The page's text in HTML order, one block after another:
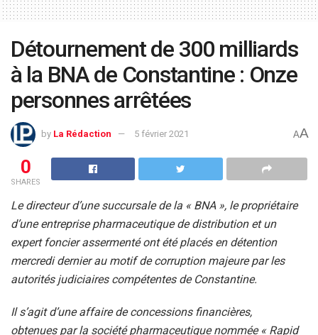
Détournement de 300 milliards
à la BNA de Constantine : Onze
personnes arrêtées
by La Rédaction 5 février 2021 AA
0
SHARES
Le directeur d’une succursale de la « BNA », le propriétaire
d’une entreprise pharmaceutique de distribution et un
expert foncier assermenté ont été placés en détention
mercredi dernier au motif de corruption majeure par les
autorités judiciaires compétentes de Constantine.
Il s’agit d’une affaire de concessions financières,
obtenues par la société pharmaceutique nommée « Rapid